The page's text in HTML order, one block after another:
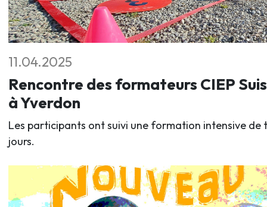
11.04.2025
Rencontre des formateurs CIEP
à Yverdon
Les participants ont suivi une formation intensive de
jours.